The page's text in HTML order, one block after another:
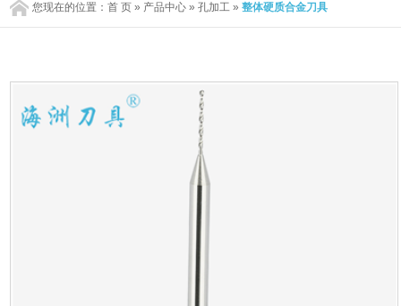
您现在的位置：首 页 » 产品中心 »孔加工 »整体硬质合金刀具